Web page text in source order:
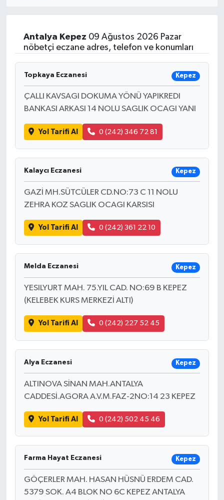
Antalya Kepez 09 Ağustos 2026 Pazar
nöbetçi eczane adres, telefon ve konumları
Topkaya Eczanesi Kepez
ÇALLI KAVSAGI DOKUMA YÖNÜ YAPIKREDI
BANKASI ARKASI 14 NOLU SAGLIK OCAGI YANI
Yol Tarifi Al 0 (242) 346 72 81
Kalaycı Eczanesi Kepez
GAZİ MH.SÜTCÜLER CD.NO:73 C 11 NOLU
ZEHRA KOZ SAGLIK OCAGI KARSISI
Yol Tarifi Al 0 (242) 361 22 10
Melda Eczanesi Kepez
YESILYURT MAH. 75.YIL CAD. NO:69 B KEPEZ
(KELEBEK KURS MERKEZİ ALTI)
Yol Tarifi Al 0 (242) 227 52 45
Alya Eczanesi Kepez
ALTINOVA SİNAN MAH.ANTALYA
CADDESİ.AGORA A.V.M.FAZ-2NO:14 23 KEPEZ
Yol Tarifi Al 0 (242) 502 45 46
Farma Hayat Eczanesi Kepez
GÖÇERLER MAH. HASAN HÜSNÜ ERDEM CAD.
5379 SOK. A4 BLOK NO 6C KEPEZ ANTALYA